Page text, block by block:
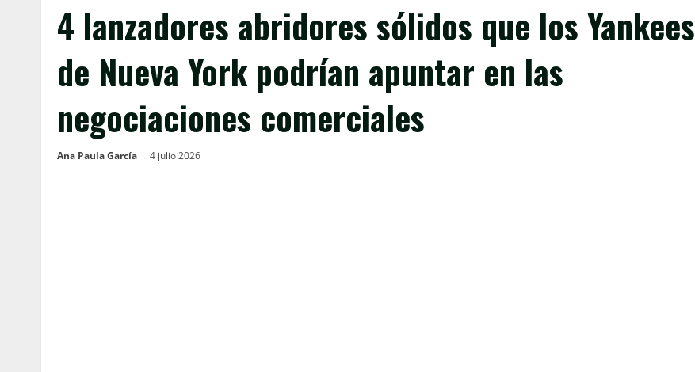
4 lanzadores abridores sólidos que los Yankees
de Nueva York podrían apuntar en las
negociaciones comerciales
Ana Paula García 4 julio 2026